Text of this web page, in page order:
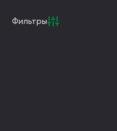
Фильтры